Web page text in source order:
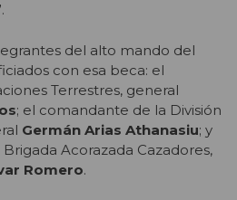
del alto mando del
con esa beca: el
Terrestres, general
; el comandante de la División
Germán Arias Athanasiu; y
Acorazada Cazadores,
Romero.